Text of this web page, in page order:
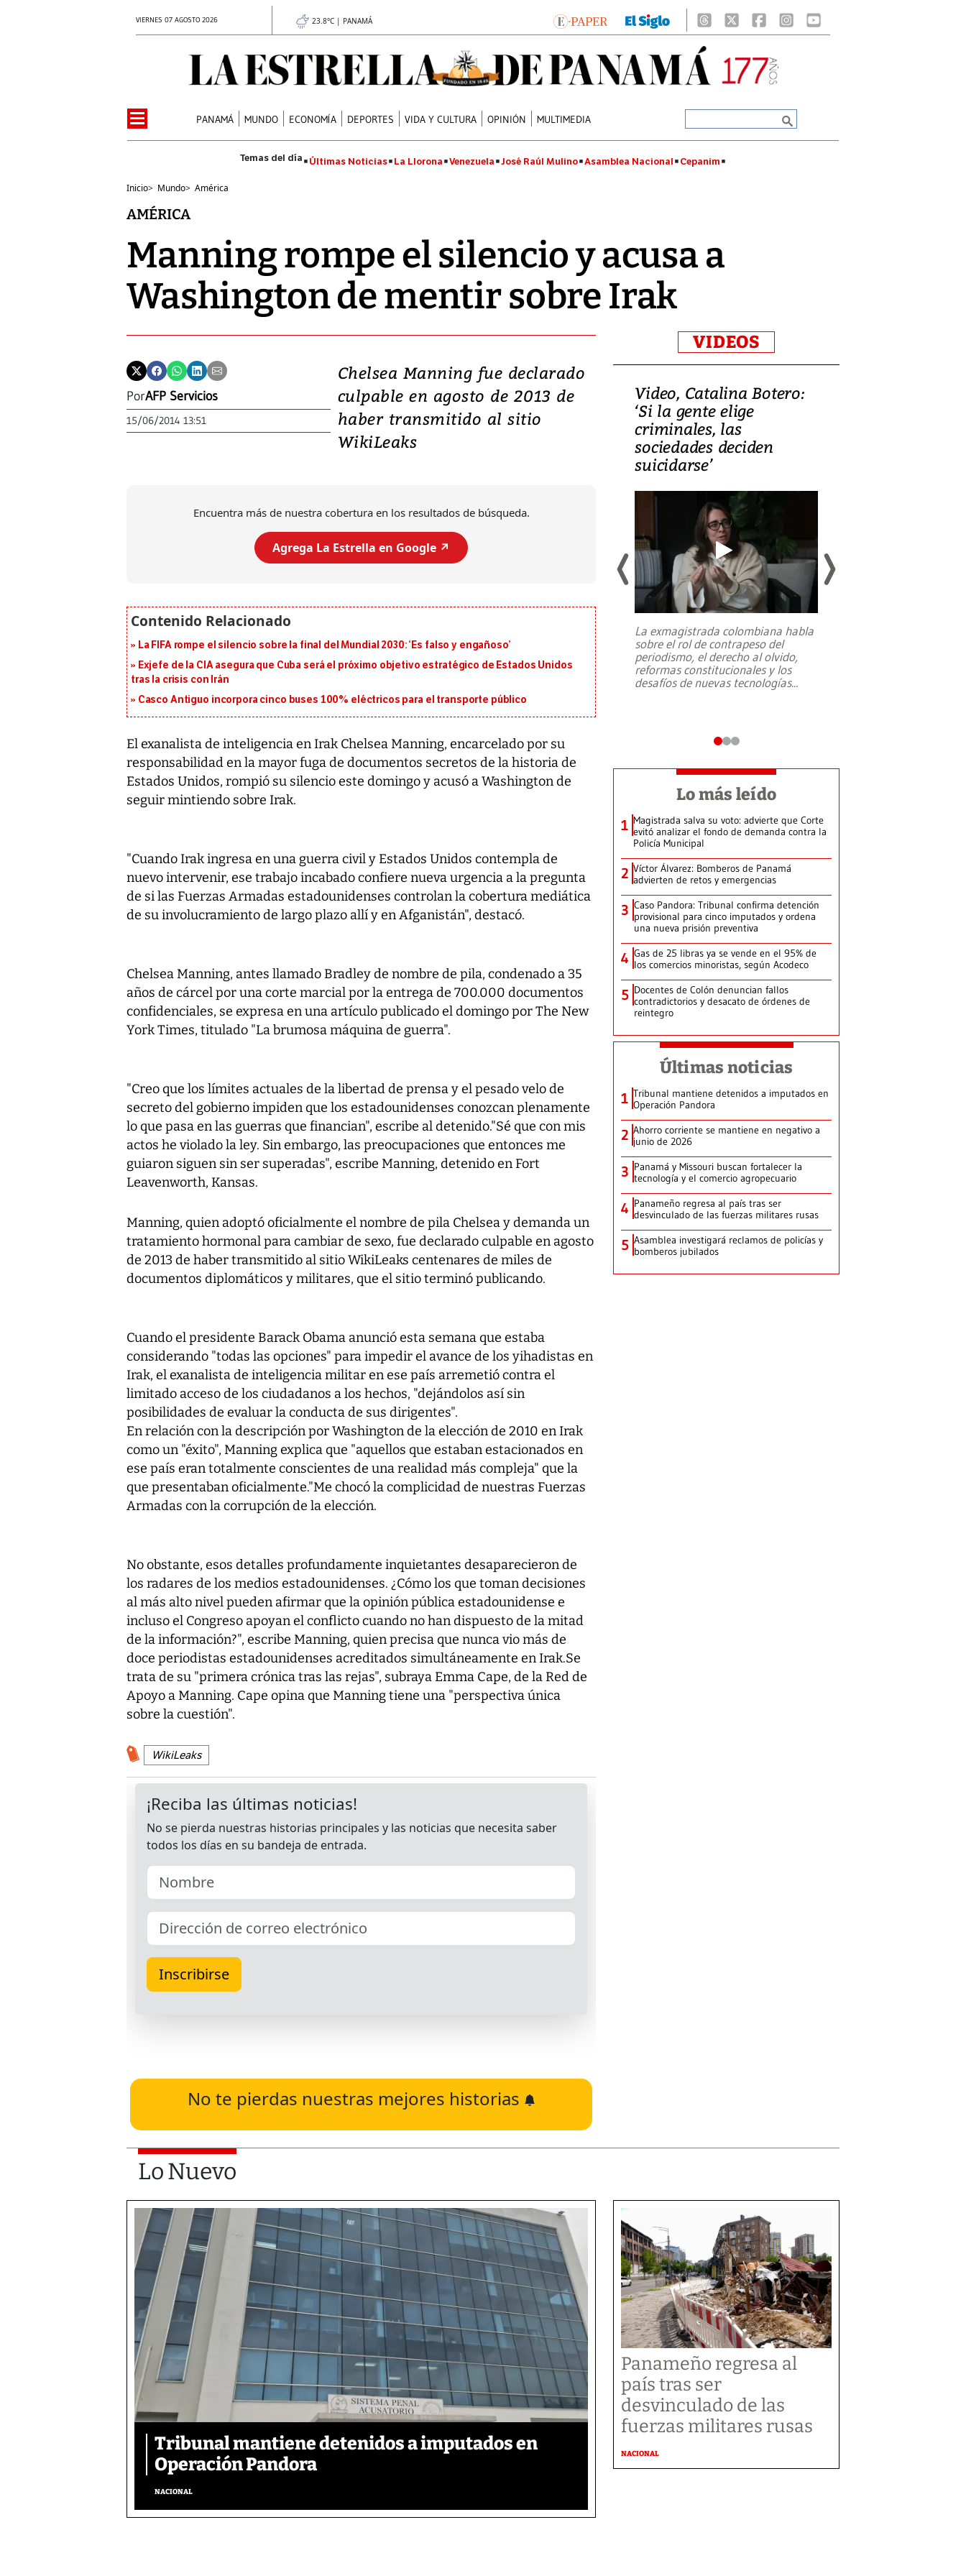
VIERNES 07 AGOSTO 2026 23.8°C | PANAMÁ
PANAMÁ MUNDO ECONOMÍA DEPORTES VIDA Y CULTURA OPINIÓN MULTIMEDIA
Últimas Noticias La Llorona Venezuela José Raúl Mulino Asamblea Nacional Cepanim
Inicio> Mundo> América
AMÉRICA
Manning rompe el silencio y acusa a
Washington de mentir sobre Irak
PorAFP Servicios
15/06/2014 13:51
Chelsea Manning fue declarado
culpable en agosto de 2013 de
haber transmitido al sitio
WikiLeaks
Encuentra más de nuestra cobertura en los resultados de búsqueda.
Agrega La Estrella en Google ↗️
La FIFA rompe el silencio sobre la final del Mundial 2030: ‘Es falso y engañoso’
Exjefe de la CIA asegura que Cuba será el próximo objetivo estratégico de Estados Unidos
tras la crisis con Irán
Casco Antiguo incorpora cinco buses 100% eléctricos para el transporte público
El exanalista de inteligencia en Irak Chelsea Manning, encarcelado por su
responsabilidad en la mayor fuga de documentos secretos de la historia de
Estados Unidos, rompió su silencio este domingo y acusó a Washington de
seguir mintiendo sobre Irak.
"Cuando Irak ingresa en una guerra civil y Estados Unidos contempla de
nuevo intervenir, ese trabajo incabado confiere nueva urgencia a la pregunta
de si las Fuerzas Armadas estadounidenses controlan la cobertura mediática
de su involucramiento de largo plazo allí y en Afganistán", destacó.
Chelsea Manning, antes llamado Bradley de nombre de pila, condenado a 35
años de cárcel por una corte marcial por la entrega de 700.000 documentos
confidenciales, se expresa en una artículo publicado el domingo por The New
York Times, titulado "La brumosa máquina de guerra".
"Creo que los límites actuales de la libertad de prensa y el pesado velo de
secreto del gobierno impiden que los estadounidenses conozcan plenamente
lo que pasa en las guerras que financian", escribe al detenido."Sé que con mis
actos he violado la ley. Sin embargo, las preocupaciones que entonces me
guiaron siguen sin ser superadas", escribe Manning, detenido en Fort
Leavenworth, Kansas.
Manning, quien adoptó oficialmente el nombre de pila Chelsea y demanda un
tratamiento hormonal para cambiar de sexo, fue declarado culpable en agosto
de 2013 de haber transmitido al sitio WikiLeaks centenares de miles de
documentos diplomáticos y militares, que el sitio terminó publicando.
Cuando el presidente Barack Obama anunció esta semana que estaba
considerando "todas las opciones" para impedir el avance de los yihadistas en
Irak, el exanalista de inteligencia militar en ese país arremetió contra el
limitado acceso de los ciudadanos a los hechos, "dejándolos así sin
posibilidades de evaluar la conducta de sus dirigentes".
En relación con la descripción por Washington de la elección de 2010 en Irak
como un "éxito", Manning explica que "aquellos que estaban estacionados en
ese país eran totalmente conscientes de una realidad más compleja" que la
que presentaban oficialmente."Me chocó la complicidad de nuestras Fuerzas
Armadas con la corrupción de la elección.
No obstante, esos detalles profundamente inquietantes desaparecieron de
los radares de los medios estadounidenses. ¿Cómo los que toman decisiones
al más alto nivel pueden afirmar que la opinión pública estadounidense e
incluso el Congreso apoyan el conflicto cuando no han dispuesto de la mitad
de la información?", escribe Manning, quien precisa que nunca vio más de
doce periodistas estadounidenses acreditados simultáneamente en Irak.Se
trata de su "primera crónica tras las rejas", subraya Emma Cape, de la Red de
Apoyo a Manning. Cape opina que Manning tiene una "perspectiva única
sobre la cuestión".
WikiLeaks
No te pierdas nuestras mejores historias
VIDEOS
Video, Japón: Terremoto
deja heridos y graves
daños en Kumamoto
7,1 se registró este martes 28 de
emergencia de gran...
Video, Catalina Botero:
‘Si la gente elige
criminales, las
sociedades deciden
suicidarse’
La exmagistrada colombiana habla
sobre el rol de contrapeso del
periodismo, el derecho al olvido,
reformas constitucionales y los
desafíos de nuevas tecnologías...
Lo más leído
1 Magistrada salva su voto: advierte que Corte
evitó analizar el fondo de demanda contra la
Policía Municipal
2 Víctor Álvarez: Bomberos de Panamá
advierten de retos y emergencias
3 Caso Pandora: Tribunal confirma detención
provisional para cinco imputados y ordena
una nueva prisión preventiva
4 Gas de 25 libras ya se vende en el 95% de
los comercios minoristas, según Acodeco
5 Docentes de Colón denuncian fallos
contradictorios y desacato de órdenes de
reintegro
Últimas noticias
1 Tribunal mantiene detenidos a imputados en
Operación Pandora
2 Ahorro corriente se mantiene en negativo a
junio de 2026
3 Panamá y Missouri buscan fortalecer la
tecnología y el comercio agropecuario
4 Panameño regresa al país tras ser
desvinculado de las fuerzas militares rusas
5 Asamblea investigará reclamos de policías y
bomberos jubilados
Lo Nuevo
Tribunal mantiene detenidos a imputados en
Operación Pandora
NACIONAL
Panameño regresa al
país tras ser
desvinculado de las
fuerzas militares rusas
NACIONAL